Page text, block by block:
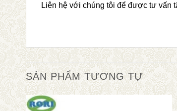
Liên hệ với chúng tôi để được tư vấn
SẢN PHẨM TƯƠNG TỰ